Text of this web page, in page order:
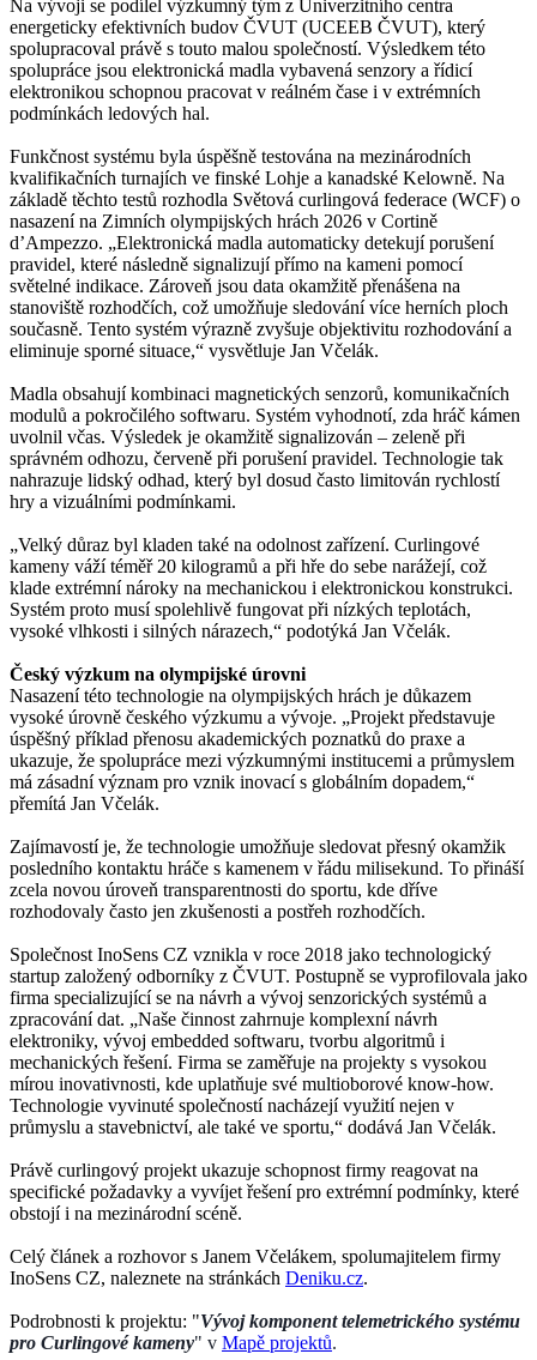
Na vývoji se podílel výzkumný tým z Univerzitního centra
energeticky efektivních budov ČVUT (UCEEB ČVUT), který
spolupracoval právě s touto malou společností. Výsledkem této
spolupráce jsou elektronická madla vybavená senzory a řídicí
elektronikou schopnou pracovat v reálném čase i v extrémních
podmínkách ledových hal.
Funkčnost systému byla úspěšně testována na mezinárodních
kvalifikačních turnajích ve finské Lohje a kanadské Kelowně. Na
základě těchto testů rozhodla Světová curlingová federace (WCF) o
nasazení na Zimních olympijských hrách 2026 v Cortině
d’Ampezzo. „Elektronická madla automaticky detekují porušení
pravidel, které následně signalizují přímo na kameni pomocí
světelné indikace. Zároveň jsou data okamžitě přenášena na
stanoviště rozhodčích, což umožňuje sledování více herních ploch
současně. Tento systém výrazně zvyšuje objektivitu rozhodování a
eliminuje sporné situace,“ vysvětluje Jan Včelák.
Madla obsahují kombinaci magnetických senzorů, komunikačních
modulů a pokročilého softwaru. Systém vyhodnotí, zda hráč kámen
uvolnil včas. Výsledek je okamžitě signalizován – zeleně při
správném odhozu, červeně při porušení pravidel. Technologie tak
nahrazuje lidský odhad, který byl dosud často limitován rychlostí
hry a vizuálními podmínkami.
„Velký důraz byl kladen také na odolnost zařízení. Curlingové
kameny váží téměř 20 kilogramů a při hře do sebe narážejí, což
klade extrémní nároky na mechanickou i elektronickou konstrukci.
Systém proto musí spolehlivě fungovat při nízkých teplotách,
vysoké vlhkosti i silných nárazech,“ podotýká Jan Včelák.
Český výzkum na olympijské úrovni
Nasazení této technologie na olympijských hrách je důkazem
vysoké úrovně českého výzkumu a vývoje. „Projekt představuje
úspěšný příklad přenosu akademických poznatků do praxe a
ukazuje, že spolupráce mezi výzkumnými institucemi a průmyslem
má zásadní význam pro vznik inovací s globálním dopadem,“
přemítá Jan Včelák.
Zajímavostí je, že technologie umožňuje sledovat přesný okamžik
posledního kontaktu hráče s kamenem v řádu milisekund. To přináší
zcela novou úroveň transparentnosti do sportu, kde dříve
rozhodovaly často jen zkušenosti a postřeh rozhodčích.
Společnost InoSens CZ vznikla v roce 2018 jako technologický
startup založený odborníky z ČVUT. Postupně se vyprofilovala jako
firma specializující se na návrh a vývoj senzorických systémů a
zpracování dat. „Naše činnost zahrnuje komplexní návrh
elektroniky, vývoj embedded softwaru, tvorbu algoritmů i
mechanických řešení. Firma se zaměřuje na projekty s vysokou
mírou inovativnosti, kde uplatňuje své multioborové know-how.
Technologie vyvinuté společností nacházejí využití nejen v
průmyslu a stavebnictví, ale také ve sportu,“ dodává Jan Včelák.
Právě curlingový projekt ukazuje schopnost firmy reagovat na
specifické požadavky a vyvíjet řešení pro extrémní podmínky, které
obstojí i na mezinárodní scéně.
Celý článek a rozhovor s Janem Včelákem, spolumajitelem firmy
InoSens CZ, naleznete na stránkách Deniku.cz.
Podrobnosti k projektu: "Vývoj komponent telemetrického systému
pro Curlingové kameny" v Mapě projektů.